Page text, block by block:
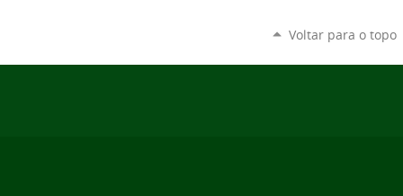
Voltar para o topo